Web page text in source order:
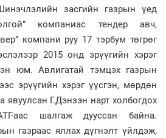
засгийн газрын үед
компаниас тендер авч,
компани руу 17 тэрбум төгрөг
2015 онд эрүүгийн хэрэг
юм. Авлигатай тэмцэх газрын
эрүүгийн хэрэг үүсгэн, мөрдөн
явуулсан Г.Дэнзэн нарт холбогдох
аас шалгаж дууссан байна.
газраас яллах дүгнэлт үйлдэж,